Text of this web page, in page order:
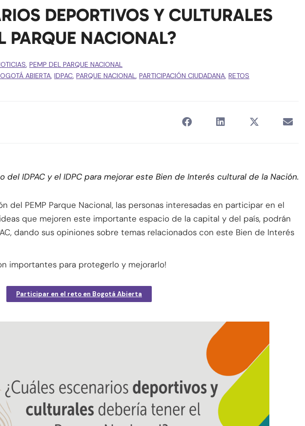
DEPORTIVOS Y CULTURALES
PARQUE NACIONAL?​
, PEMP DEL PARQUE NACIONAL
ABIERTA, IDPAC, PARQUE NACIONAL, PARTICIPACIÓN CIUDADANA, RETOS
IDPAC y el IDPC para mejorar este Bien de Interés cultural de la Nación.
del PEMP Parque Nacional, las personas interesadas en participar en el
que mejoren este importante espacio de la capital y del país, podrán
dando sus opiniones sobre temas relacionados con este Bien de Interés
importantes para protegerlo y mejorarlo!
Participar en el reto en Bogotá Abierta